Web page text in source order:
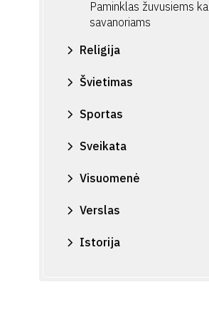
Paminklas žuvusiems
savanoriams
Religija
Švietimas
Sportas
Sveikata
Visuomenė
Verslas
Istorija